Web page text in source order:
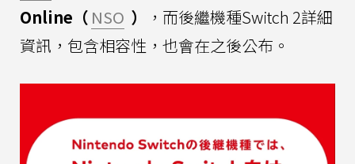
Online（ NSO ）
，而後繼機種Switch 2詳細
資訊，包含相容性，也會在之後公布。